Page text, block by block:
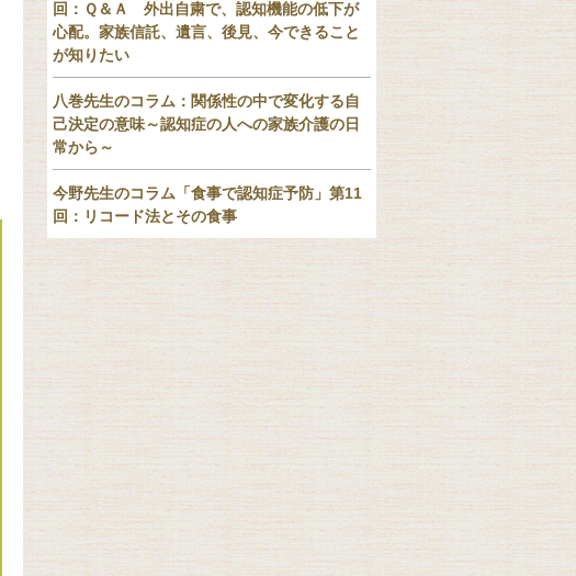
回：Ｑ＆Ａ 外出自粛で、認知機能の低下が
心配。家族信託、遺言、後見、今できること
が知りたい
八巻先生のコラム：関係性の中で変化する自
己決定の意味～認知症の人への家族介護の日
常から～
今野先生のコラム「食事で認知症予防」第11
回：リコード法とその食事